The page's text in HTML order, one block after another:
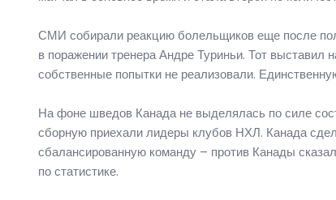
СМИ собирали реакцию болельщиков еще после
в поражении тренера Андре Туриньи. Тот
собственные попытки не реализовали.
На фоне шведов Канада не выделялась по силе
сборную приехали лидеры клубов НХЛ. Канада
сбалансированную команду – против Канады
по статистике.